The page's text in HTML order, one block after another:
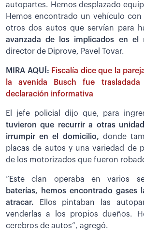
autopartes. Hemos desplazado
Hemos encontrado un vehículo con
otros dos autos que servían para
avanzada de los implicados en el
director de Diprove, Pavel Tovar.
MIRA AQUÍ: Fiscalía dice que la
la avenida Busch fue
declaración informativa
El jefe policial dijo que, para
tuvieron que recurrir a otras
irrumpir en el domicilio, donde
placas de autos y una variedad de
de los motorizados que fueron
“Este clan operaba en varios
baterías, hemos encontrado gases
atracar.
Ellos pintaban las
venderlas a los propios dueños.
cerebros de autos”, agregó.